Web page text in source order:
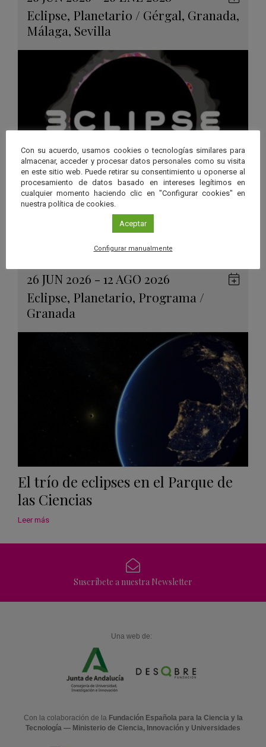
Eclipse, Planetario / Gérgal, Granada,
Málaga, Sevilla
en
“3CLIPSE”, una experiencia
inmersiva para descubrir los
eclipses solares
26 JUN 2026 - 12 AGO 2026
Eclipse, Planetario, Programa /
Granada
El trío de eclipses en el Parque de
las Ciencias
Leer más
Suscríbete a nuestra Newsletter
Una web de:
Con la colaboración de la Fundación Española para la Ciencia y la
Tecnología — Ministerio de Ciencia, Innovación y Universidades
Con su acuerdo, usamos cookies o tecnologías similares para
almacenar, acceder y procesar datos personales como su visita
en este sitio web. Puede retirar su consentimiento u oponerse al
procesamiento de datos basado en intereses legítimos en
cualquier momento haciendo clic en "Configurar cookies" en
nuestra política de cookies.
Aceptar
Configurar manualmente